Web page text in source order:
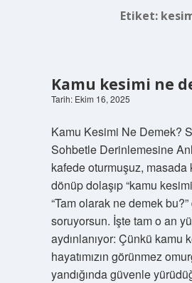
Etiket:
Kamu kesimi ne
Tarih: Ekim 16, 2025
Kamu Kesimi Ne Demek?
Sohbetle Derinlemesine
kafede oturmuşuz, masada
dönüp dolaşıp “kamu
“Tam olarak ne demek
soruyorsun. İşte tam o an
aydınlanıyor: Çünkü kamu
hayatımızın görünmez
yandığında güvenle